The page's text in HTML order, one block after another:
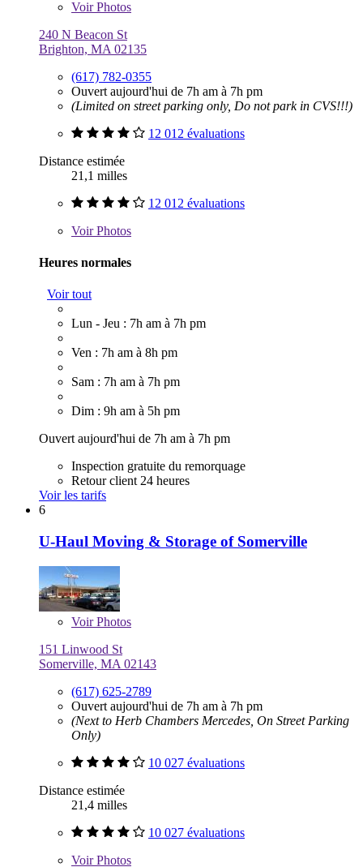
VoirPhotos
240 N Beacon St
Brighton, MA 02135
(617) 782-0355
Ouvert aujourd'hui de 7h am à 7h pm
(Limited on street parking only, Do not park in CVS!!!)
12 012 évaluations
Distance estimée
21,1 milles
12 012 évaluations
VoirPhotos
Heures normales
Voir tout
Lun - Jeu : 7h am à 7h pm
Ven : 7h am à 8h pm
Sam : 7h am à 7h pm
Dim : 9h am à 5h pm
Ouvert aujourd'hui de 7h am à 7h pm
Inspection gratuite du remorquage
Retour client 24 heures
Voir les tarifs
6
U-Haul Moving & Storage of Somerville
VoirPhotos
151 Linwood St
Somerville, MA 02143
(617) 625-2789
Ouvert aujourd'hui de 7h am à 7h pm
(Next to Herb Chambers Mercedes, On Street Parking
Only)
10 027 évaluations
Distance estimée
21,4 milles
10 027 évaluations
VoirPhotos